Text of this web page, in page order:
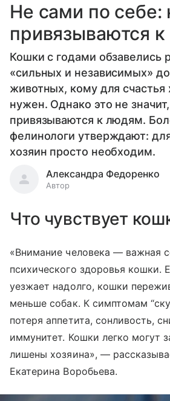
Не сами по себе:
привязываются к
Кошки с годами обзавелись
«сильных и независимых»
животных, кому для счастья
нужен. Однако это не
привязываются к людям.
фелинологи утверждают:
хозяин просто необходим.
Александра Федоренко
Автор
Что чувствует
«Внимание человека — важная
психического здоровья кошки.
уезжает надолго, кошки
меньше собак. К симптомам
потеря аппетита, сонливость,
иммунитет. Кошки легко могут
лишены хозяина», —
Екатерина Воробьева.